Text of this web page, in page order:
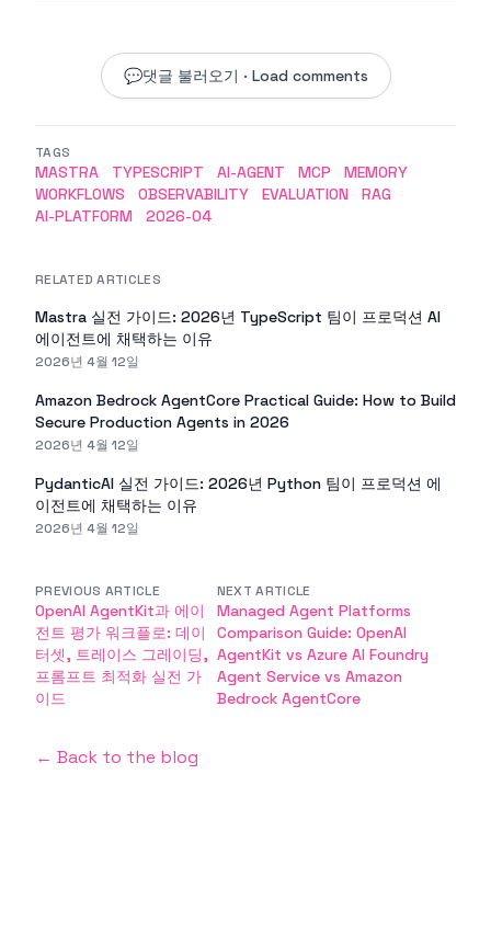
💬댓글 불러오기 · Load comments
TAGS
MASTRA TYPESCRIPT AI-AGENT MCP
MEMORY
WORKFLOWS
OBSERVABILITY EVALUATION
RAG
AI-PLATFORM
2026-04
RELATED ARTICLES
Mastra 실전 가이드: 2026년 TypeScript 팀이 프로덕션 AI
에이전트에 채택하는 이유
2026년 4월 12일
Amazon Bedrock AgentCore Practical Guide: How to Build
Secure Production Agents in 2026
2026년 4월 12일
PydanticAI 실전 가이드: 2026년 Python 팀이 프로덕션 에
이전트에 채택하는 이유
2026년 4월 12일
PREVIOUS ARTICLE
OpenAI AgentKit과 에이
전트 평가 워크플로: 데이
터셋, 트레이스 그레이딩,
프롬프트 최적화 실전 가
이드
NEXT ARTICLE
Managed Agent Platforms
Comparison Guide: OpenAI
AgentKit vs Azure AI Foundry
Agent Service vs Amazon
Bedrock AgentCore
← Back to the blog